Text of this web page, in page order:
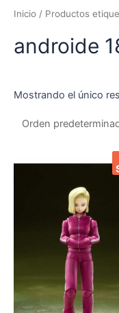
Inicio / Productos
androide
Mostrando el único